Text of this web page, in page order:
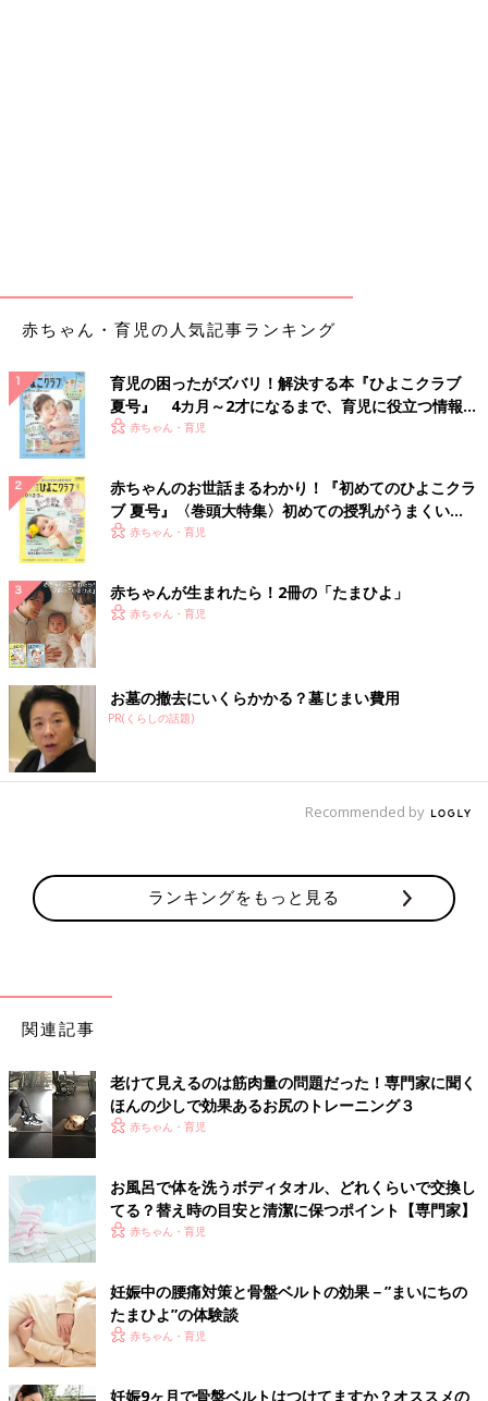
赤ちゃん・育児の人気記事ランキング
育児の困ったがズバリ！解決する本『ひよこクラブ
夏号』 4カ月～2才になるまで、育児に役立つ情報が
いっぱい！
赤ちゃん・育児
赤ちゃんのお世話まるわかり！『初めてのひよこクラ
ブ 夏号』〈巻頭大特集〉初めての授乳がうまくい
く！ おっぱい・ミルクの基本と夏のトラブル 解決テ
赤ちゃん・育児
赤ちゃんが生まれたら！2冊の「たまひよ」
赤ちゃん・育児
お墓の撤去にいくらかかる？墓じまい費用
PR(くらしの話題)
Recommended by
ランキングをもっと見る
関連記事
老けて見えるのは筋肉量の問題だった！専門家に聞く
ほんの少しで効果あるお尻のトレーニング３
赤ちゃん・育児
お風呂で体を洗うボディタオル、どれくらいで交換し
てる？替え時の目安と清潔に保つポイント【専門家】
赤ちゃん・育児
妊娠中の腰痛対策と骨盤ベルトの効果－”まいにちの
たまひよ”の体験談
赤ちゃん・育児
妊娠9ヶ月で骨盤ベルトはつけてますか？オススメの